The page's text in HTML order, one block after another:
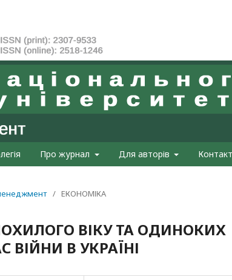
Про журнал Для авторів
/ ЕКОНОМІКА
ВІКУ ТА ОДИНОКИХ
В УКРАЇНІ